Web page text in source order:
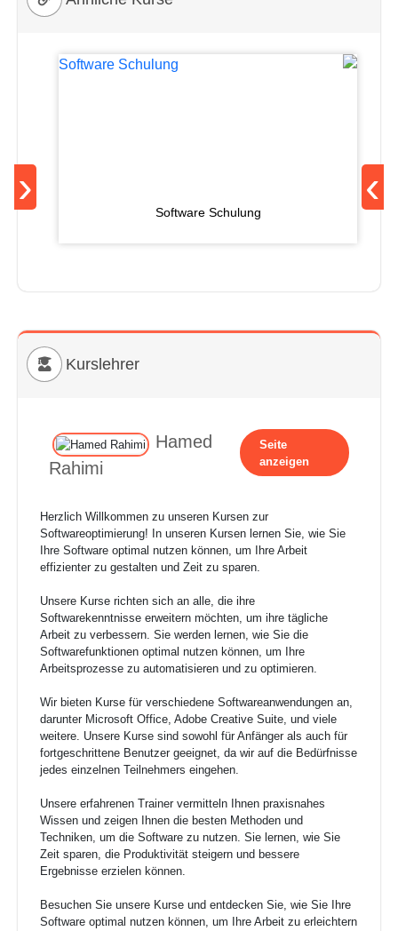
Software Schulung
‹
›
Kurslehrer
Hamed
Rahimi
Seite
anzeigen
Herzlich Willkommen zu unseren Kursen zur
Softwareoptimierung! In unseren Kursen lernen Sie, wie Sie
Ihre Software optimal nutzen können, um Ihre Arbeit
effizienter zu gestalten und Zeit zu sparen.
Unsere Kurse richten sich an alle, die ihre
Softwarekenntnisse erweitern möchten, um ihre tägliche
Arbeit zu verbessern. Sie werden lernen, wie Sie die
Softwarefunktionen optimal nutzen können, um Ihre
Arbeitsprozesse zu automatisieren und zu optimieren.
Wir bieten Kurse für verschiedene Softwareanwendungen an,
darunter Microsoft Office, Adobe Creative Suite, und viele
weitere. Unsere Kurse sind sowohl für Anfänger als auch für
fortgeschrittene Benutzer geeignet, da wir auf die Bedürfnisse
jedes einzelnen Teilnehmers eingehen.
Unsere erfahrenen Trainer vermitteln Ihnen praxisnahes
Wissen und zeigen Ihnen die besten Methoden und
Techniken, um die Software zu nutzen. Sie lernen, wie Sie
Zeit sparen, die Produktivität steigern und bessere
Ergebnisse erzielen können.
Besuchen Sie unsere Kurse und entdecken Sie, wie Sie Ihre
Software optimal nutzen können, um Ihre Arbeit zu erleichtern